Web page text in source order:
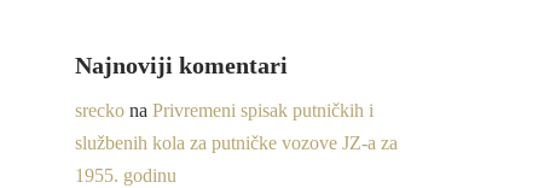
Najnoviji komentari
srecko na Privremeni spisak putničkih i
službenih kola za putničke vozove JZ-a za
1955. godinu